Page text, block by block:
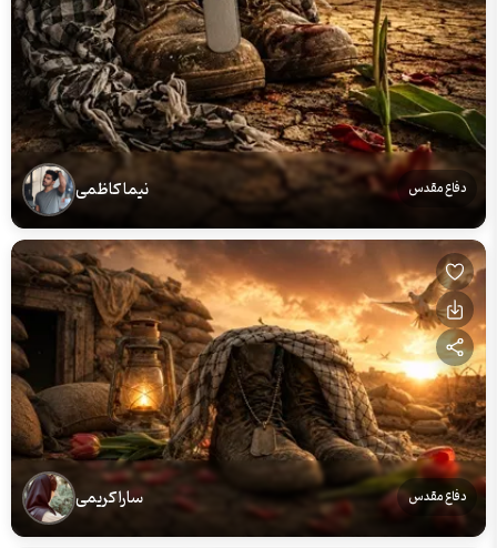
دفاع مقدس نیما کاظمی
دفاع مقدس سارا کریمی